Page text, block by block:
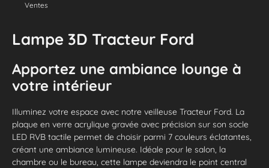
Ventes
Lampe 3D Tracteur Ford
Apportez une ambiance lounge à
votre intérieur
Illuminez votre espace avec notre veilleuse Tracteur Ford. La
plaque en verre acrylique gravée avec précision sur son socle
LED RVB tactile permet de choisir parmi 7 couleurs éclatantes,
créant une ambiance lumineuse. Idéale pour le salon, la
chambre ou le bureau, cette lampe deviendra le point central